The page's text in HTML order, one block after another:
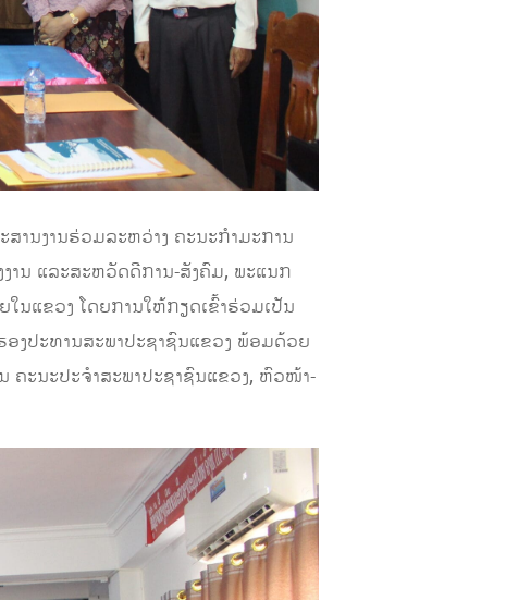
ານງານຮ່ວມລະຫວ່າງ ຄະນະກໍາມະການ
ານ ແລະສະຫວັດດີການ-ສັງຄົມ, ພະແນກ
ນແຂວງ ໂດຍການໃຫ້ກຽດເຂົ້າຮ່ວມເປັນ
ງປະທານສະພາປະຊາຊົນແຂວງ ພ້ອມດ້ວຍ
ຄະນະປະຈໍາສະພາປະຊາຊົນແຂວງ, ຫົວໜ້າ-